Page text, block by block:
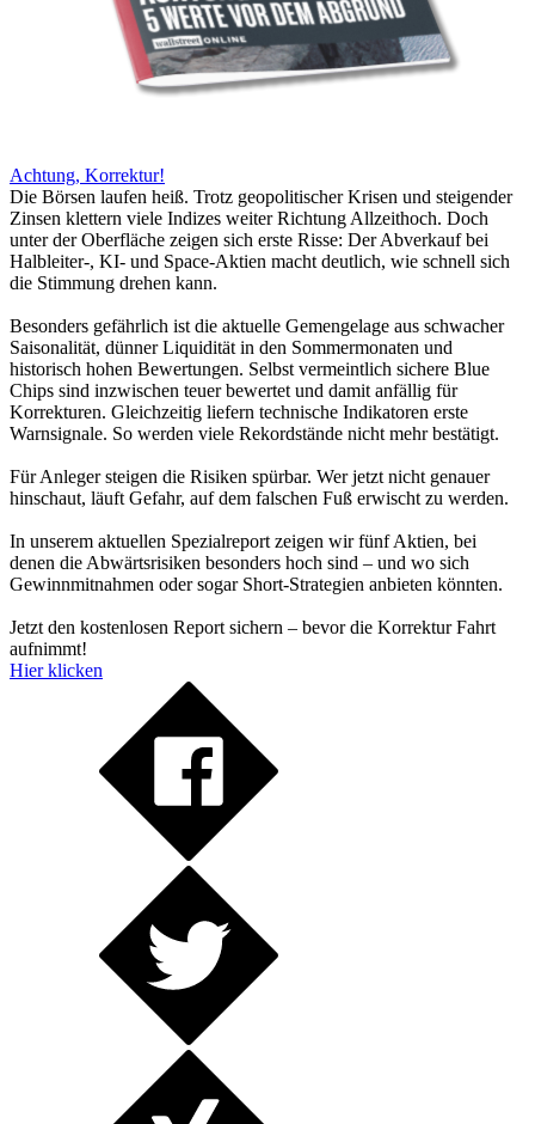
Achtung, Korrektur!
Die Börsen laufen heiß. Trotz geopolitischer Krisen und steigender
Zinsen klettern viele Indizes weiter Richtung Allzeithoch. Doch
unter der Oberfläche zeigen sich erste Risse: Der Abverkauf bei
Halbleiter-, KI- und Space-Aktien macht deutlich, wie schnell sich
die Stimmung drehen kann.
Besonders gefährlich ist die aktuelle Gemengelage aus schwacher
Saisonalität, dünner Liquidität in den Sommermonaten und
historisch hohen Bewertungen. Selbst vermeintlich sichere Blue
Chips sind inzwischen teuer bewertet und damit anfällig für
Korrekturen. Gleichzeitig liefern technische Indikatoren erste
Warnsignale. So werden viele Rekordstände nicht mehr bestätigt.
Für Anleger steigen die Risiken spürbar. Wer jetzt nicht genauer
hinschaut, läuft Gefahr, auf dem falschen Fuß erwischt zu werden.
In unserem aktuellen Spezialreport zeigen wir fünf Aktien, bei
denen die Abwärtsrisiken besonders hoch sind – und wo sich
Gewinnmitnahmen oder sogar Short-Strategien anbieten könnten.
Jetzt den kostenlosen Report sichern – bevor die Korrektur Fahrt
aufnimmt!
Hier klicken